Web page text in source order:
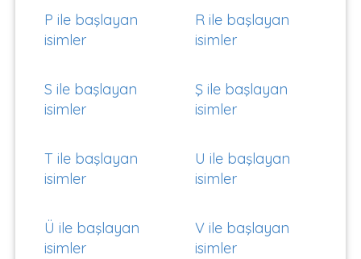
P ile başlayan
isimler
R ile başlayan
isimler
S ile başlayan
isimler
Ş ile başlayan
isimler
T ile başlayan
isimler
U ile başlayan
isimler
Ü ile başlayan
isimler
V ile başlayan
isimler